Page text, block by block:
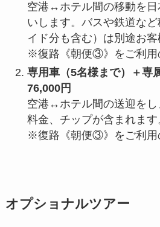
空港↔ホテル間の移動を日
いします。バスや鉄道な
イド分も含む）は別途お客
※復路《朝便③》をご利用
専用車（5名様まで）＋専
76,000円
空港↔ホテル間の送迎をし
料金、チップが含まれます
※復路《朝便③》をご利用
オプショナルツアー